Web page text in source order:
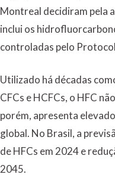
Montreal decidiram pela
inclui os
controladas pelo
Utilizado há décadas
CFCs e HCFCs, o HFC
porém, apresenta
global. No Brasil, a
de HFCs em 2024 e
2045.